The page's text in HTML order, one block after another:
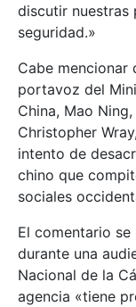
discutir nuestras
seguridad.»
Cabe mencionar
portavoz del
China, Mao
Christopher
intento de
chino que
sociales
El comentario
durante una
Nacional de la
agencia «tiene